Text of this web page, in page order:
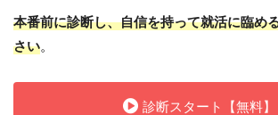
本番前に診断し、自信を持って就活に臨め
さい。
診断スタート【無料】